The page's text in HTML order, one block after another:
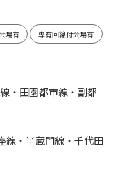
場有 専有回線付会場有
・田園都市線・副都
線・半蔵門線・千代田